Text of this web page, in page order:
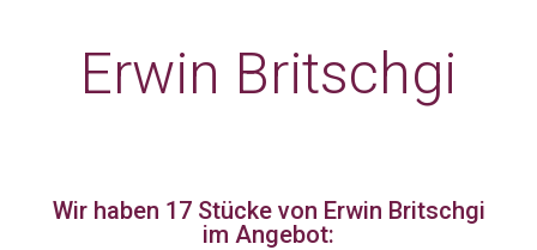
Erwin Britschgi
Wir haben 17 Stückevon Erwin Britschgi
im Angebot: